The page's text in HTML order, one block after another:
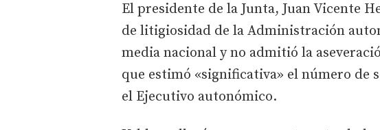
El presidente de la Junta, Juan Vicente
de litigiosidad de la Administración
media nacional y no admitió la
que estimó «significativa» el número de
el Ejecutivo autonómico.